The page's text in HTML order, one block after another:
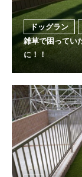
ドッグラン
雑草で困ってい
に！！